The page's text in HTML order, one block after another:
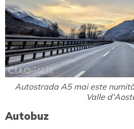
Autostrada A5 mai este
Valle
Autobuz